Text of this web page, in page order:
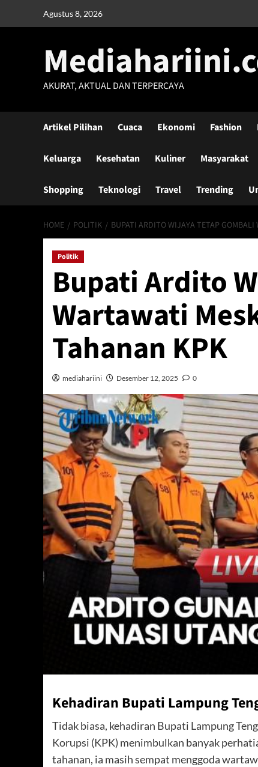
Agustus 8, 2026
AKURAT, AKTUAL DAN TERPERCAYA
Artikel Pilihan Cuaca Ekonomi Fashion
Keluarga Kesehatan Kuliner Masyarakat
Shopping Teknologi Travel Trending
HOME POLITIK BUPATI ARDITO WIJAYA TETAP
Politik
Bupati Ardito
Wartawati
Tahanan KPK
mediahariini Desember 12, 2025 0
Kehadiran Bupati Lampung
Tidak biasa, kehadiran Bupati Lampung
Korupsi (KPK) menimbulkan banyak
tahanan, ia masih sempat menggoda